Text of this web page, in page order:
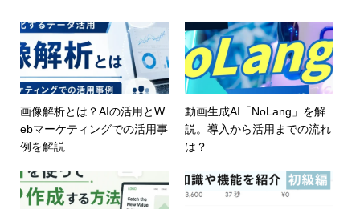
画像解析とは？AIの活用とW
ebマーケティングでの活用事
例を解説
動画生成AI「NoLang」を解
説。導入から活用までの流れ
は？